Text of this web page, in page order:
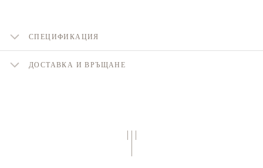
СПЕЦИФИКАЦИЯ
ДОСТАВКА И ВРЪЩАНЕ